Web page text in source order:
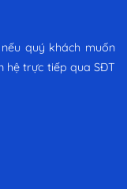
quý khách muốn
hệ trực tiếp qua SĐT